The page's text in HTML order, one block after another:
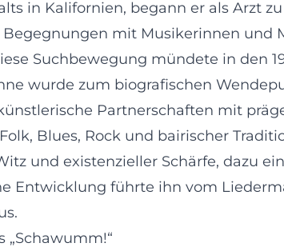
in Kalifornien, begann er als Arzt
mit Musikerinnen und
Suchbewegung mündete in den
wurde zum biografischen
Partnerschaften mit
Blues, Rock und bairischer
und existenzieller Schärfe, dazu
Entwicklung führte ihn vom
„Schawumm!“